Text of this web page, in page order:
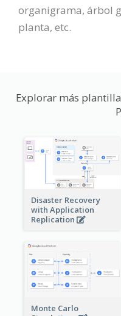
organigrama, árbol
planta, etc.
Explorar más
Disaster Recovery
with Application
Replication
Monte Carlo